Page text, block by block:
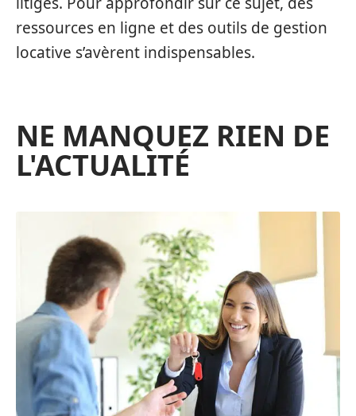
ressources en ligne et des outils de gestion
locative s’avèrent indispensables.
NE MANQUEZ RIEN DE
L'ACTUALITÉ